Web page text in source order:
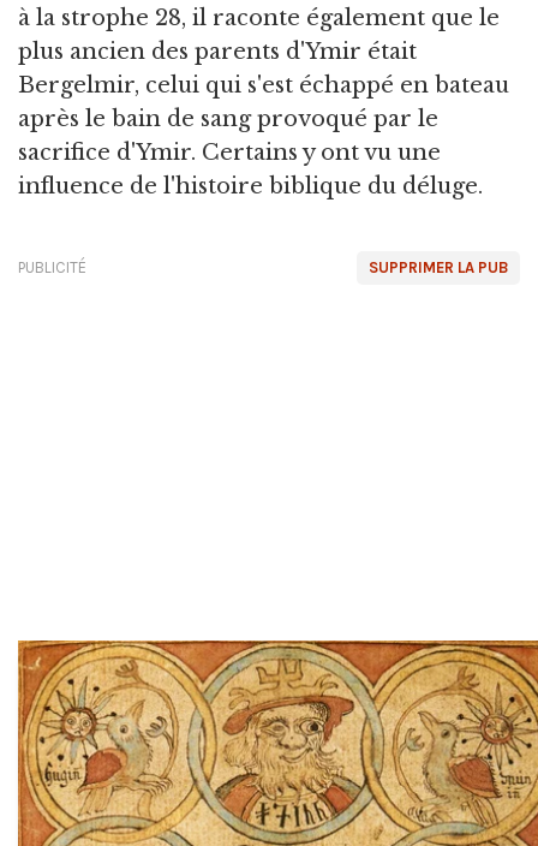
à la strophe 28, il raconte également que le
plus ancien des parents d'Ymir était
Bergelmir, celui qui s'est échappé en bateau
après le bain de sang provoqué par le
sacrifice d'Ymir. Certains y ont vu une
influence de l'histoire biblique du déluge.
SUPPRIMER LA PUB
PUBLICITÉ